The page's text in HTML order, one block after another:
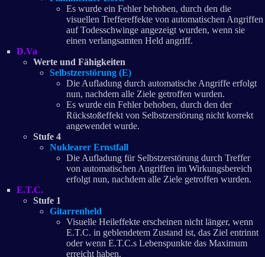
Es wurde ein Fehler behoben, durch den die
visuellen Treffereffekte von automatischen Angriffen
auf Todesschwinge angezeigt wurden, wenn sie
einen verlangsamten Held angriff.
D.Va
Werte und Fähigkeiten
Selbstzerstörung (E)
Die Aufladung durch automatische Angriffe erfolgt
nun, nachdem alle Ziele getroffen wurden.
Es wurde ein Fehler behoben, durch den der
Rückstoßeffekt von Selbstzerstörung nicht korrekt
angewendet wurde.
Stufe 4
Nuklearer Ernstfall
Die Aufladung für Selbstzerstörung durch Treffer
von automatischen Angriffen im Wirkungsbereich
erfolgt nun, nachdem alle Ziele getroffen wurden.
E.T.C.
Stufe 1
Gitarrenheld
Visuelle Heileffekte erscheinen nicht länger, wenn
E.T.C. in geblendetem Zustand ist, das Ziel entrinnt
oder wenn E.T.C.s Lebenspunkte das Maximum
erreicht haben.